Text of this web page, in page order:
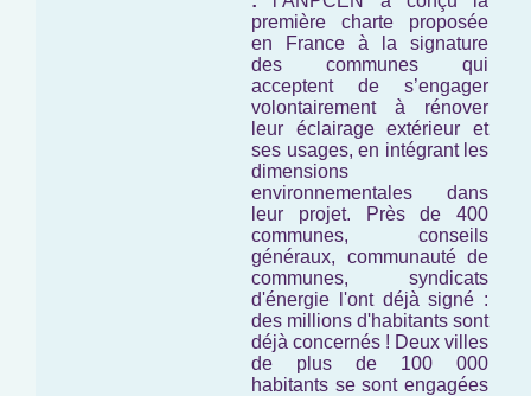
première charte proposée
en France à la signature
des communes qui
acceptent de s’engager
volontairement à rénover
leur éclairage extérieur et
ses usages, en intégrant les
dimensions
environnementales dans
leur projet. Près de 400
communes, conseils
généraux, communauté de
communes, syndicats
d'énergie l'ont déjà signé :
des millions d'habitants sont
déjà concernés ! Deux villes
de plus de 100 000
habitants se sont engagées